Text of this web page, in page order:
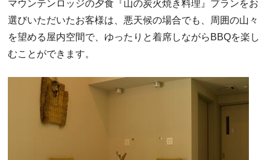
マウンテンロッジの夕食『山の炭火焼き料理』プランをお
選びいただいたお客様は、悪天候の場合でも、周囲の山々
を望める屋内空間で、ゆったりと着席しながらBBQを楽し
むことができます。